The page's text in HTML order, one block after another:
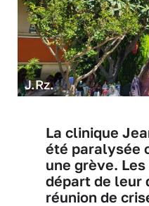
J.Rz.
La clinique
été paralysée
une grève.
départ de leur
réunion de